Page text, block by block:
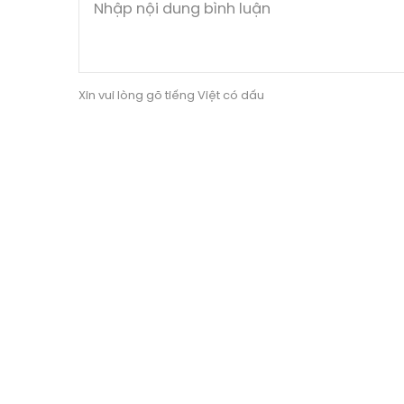
Xin vui lòng gõ tiếng Việt có dấu